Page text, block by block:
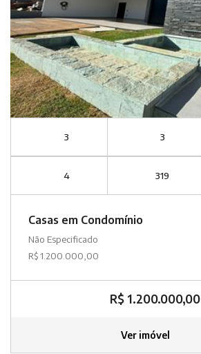
3 3
4 319
Casas em Condomínio
Não Especificado
R$ 1.200.000,00
R$ 1.200.000,00
Ver imóvel